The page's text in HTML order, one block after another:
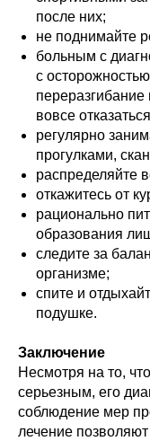
после них;
не поднимайте
больным с
с
вовсе
регулярно
прогулками,
распределяйте
откажитесь от
рационально
образования
следите за
организме;
спите и
подушке.
Заключение
Несмотря на то,
серьезным, его
соблюдение мер
лечение
на
Как вас зовут?*
Эл. адрес*